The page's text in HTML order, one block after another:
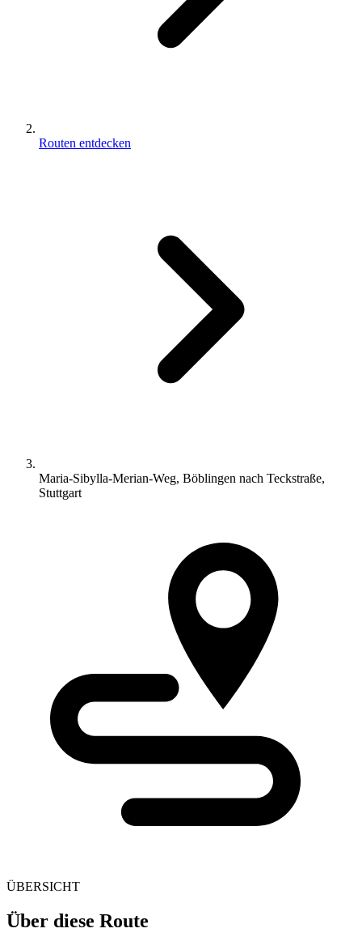
Routen entdecken
Maria-Sibylla-Merian-Weg, Böblingen nach Teckstraße,
Stuttgart
ÜBERSICHT
Über diese Route